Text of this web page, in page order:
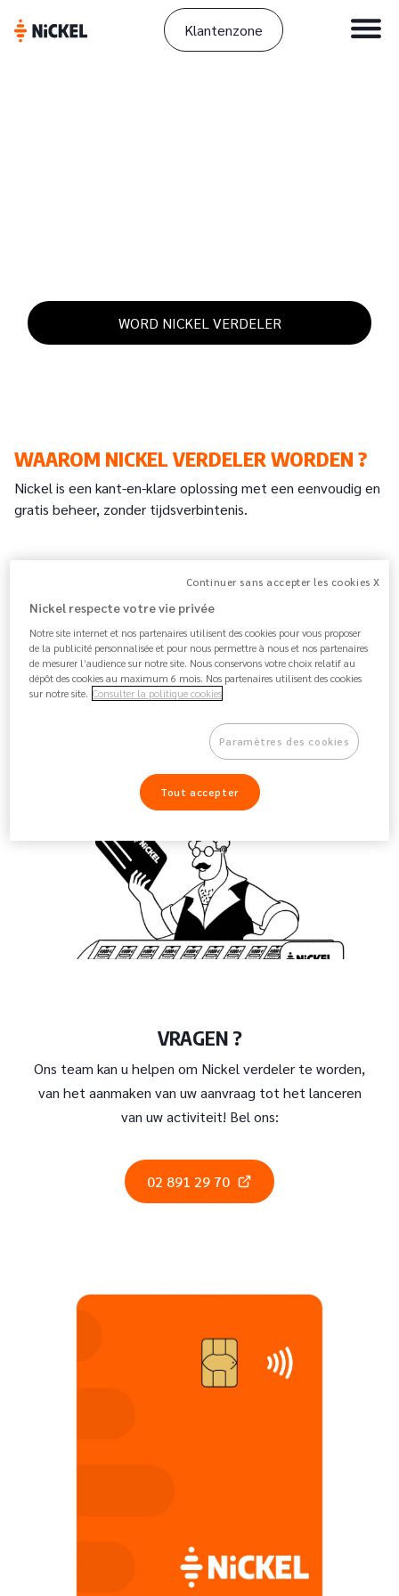
Klantenzone
WORD NICKEL VERDELER
WAAROM NICKEL VERDELER WORDEN ?
Nickel is een kant-en-klare oplossing met een eenvoudig en
gratis beheer, zonder tijdsverbintenis.
UW AANBOD UITBREIDEN
Bied uw klanten een eenvoudige betaalrekening
aan in uw verkooppunt.
TREK NIEUWE KLANTEN AAN
Verhoog het aantal klanten in uw winkel en het
gemiddelde aankoopbedrag.
Door commissies te verdienen voor elke Nickel
transactie in uw winkel.
VRAGEN ?
Ons team kan u helpen om Nickel verdeler te worden,
van het aanmaken van uw aanvraag tot het lanceren
van uw activiteit! Bel ons:
02 891 29 70
Continuer sans accepter les cookies X
Nickel respecte votre vie privée
Notre site internet et nos partenaires utilisent des cookies pour vous proposer
de la publicité personnalisée et pour nous permettre à nous et nos partenaires
de mesurer l’audience sur notre site. Nous conservons votre choix relatif au
dépôt des cookies au maximum 6 mois. Nos partenaires utilisent des cookies
sur notre site. Consulter la politique cookies
Paramètres des cookies
Tout accepter